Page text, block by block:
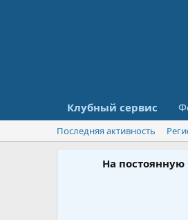
Клубный сервис
Последняя активность
На